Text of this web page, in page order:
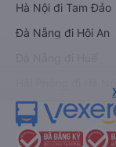
Hà Nội đi Tam Đảo
Đà Nẵng đi Hội An